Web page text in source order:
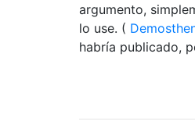
argumento,
lo use. (
habría publicado,